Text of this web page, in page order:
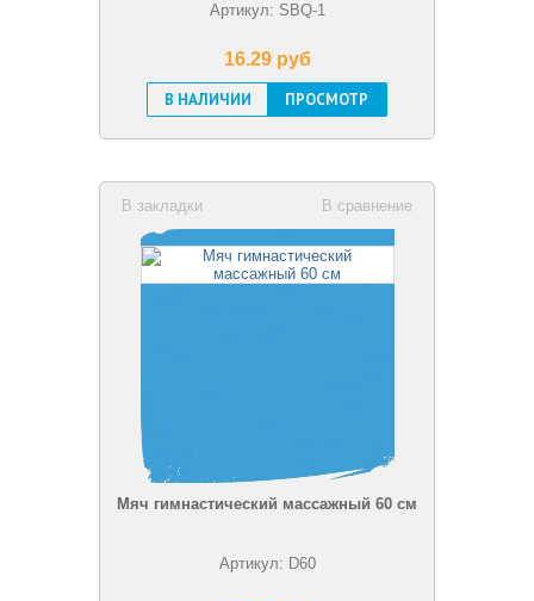
Артикул: SBQ-1
16.29 pуб
В НАЛИЧИИ
ПРОСМОТР
В сравнение
В закладки
Мяч гимнастический массажный 60 см
Артикул: D60